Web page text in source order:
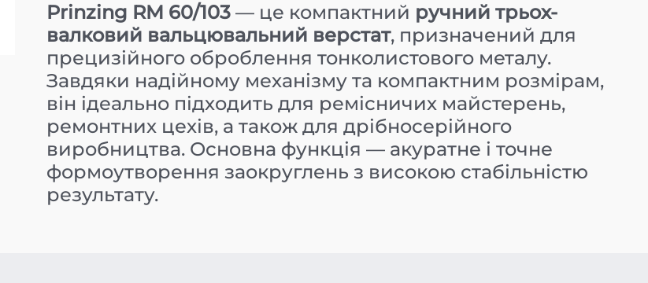
Prinzing RM 60/103 — це компактний ручний трьох-
валковий вальцювальний верстат, призначений для
прецизійного оброблення тонколистового металу.
Завдяки надійному механізму та компактним розмірам,
він ідеально підходить для ремісничих майстерень,
ремонтних цехів, а також для дрібносерійного
виробництва. Основна функція — акуратне і точне
формоутворення заокруглень з високою стабільністю
результату.